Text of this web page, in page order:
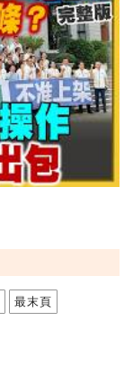
最末頁